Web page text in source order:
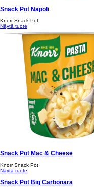
Snack Pot Napoli
Knorr Snack Pot
Näytä tuote
Snack Pot Mac & Cheese
Knorr Snack Pot
Näytä tuote
Snack Pot Big Carbonara